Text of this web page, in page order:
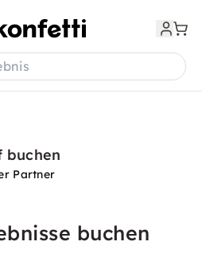
buchen
Partner
buchen